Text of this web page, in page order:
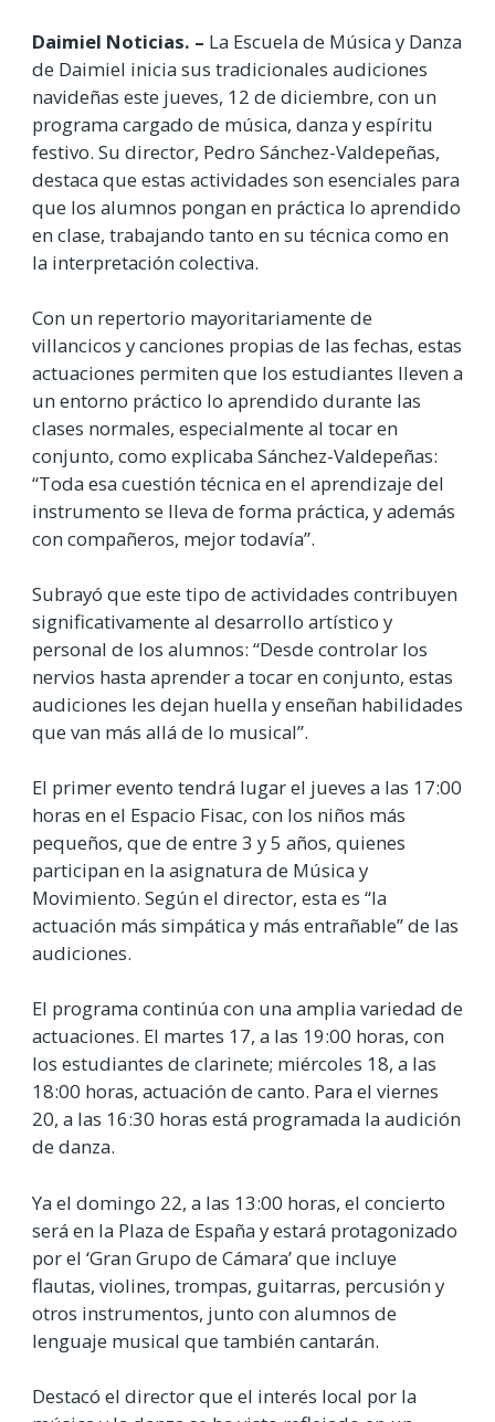
Daimiel Noticias. – La Escuela de Música y Danza
de Daimiel inicia sus tradicionales audiciones
navideñas este jueves, 12 de diciembre, con un
programa cargado de música, danza y espíritu
festivo. Su director, Pedro Sánchez-Valdepeñas,
destaca que estas actividades son esenciales para
que los alumnos pongan en práctica lo aprendido
en clase, trabajando tanto en su técnica como en
la interpretación colectiva.
Con un repertorio mayoritariamente de
villancicos y canciones propias de las fechas, estas
actuaciones permiten que los estudiantes lleven a
un entorno práctico lo aprendido durante las
clases normales, especialmente al tocar en
conjunto, como explicaba Sánchez-Valdepeñas:
“Toda esa cuestión técnica en el aprendizaje del
instrumento se lleva de forma práctica, y además
con compañeros, mejor todavía”.
Subrayó que este tipo de actividades contribuyen
significativamente al desarrollo artístico y
personal de los alumnos: “Desde controlar los
nervios hasta aprender a tocar en conjunto, estas
audiciones les dejan huella y enseñan habilidades
que van más allá de lo musical”.
El primer evento tendrá lugar el jueves a las 17:00
horas en el Espacio Fisac, con los niños más
pequeños, que de entre 3 y 5 años, quienes
participan en la asignatura de Música y
Movimiento. Según el director, esta es “la
actuación más simpática y más entrañable” de las
audiciones.
El programa continúa con una amplia variedad de
actuaciones. El martes 17, a las 19:00 horas, con
los estudiantes de clarinete; miércoles 18, a las
18:00 horas, actuación de canto. Para el viernes
20, a las 16:30 horas está programada la audición
de danza.
Ya el domingo 22, a las 13:00 horas, el concierto
será en la Plaza de España y estará protagonizado
por el ‘Gran Grupo de Cámara’ que incluye
flautas, violines, trompas, guitarras, percusión y
otros instrumentos, junto con alumnos de
lenguaje musical que también cantarán.
Destacó el director que el interés local por la